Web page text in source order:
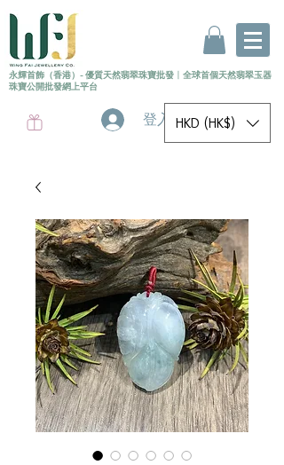
永輝首飾（香港）- 優質天然翡翠珠寶批發 〡 全球首個天然翡翠玉器
珠寶公開批發網上平台
登入 HKD (HK$)